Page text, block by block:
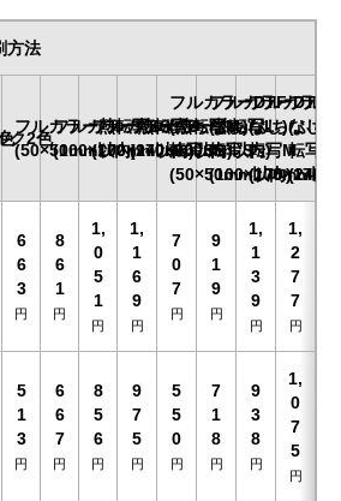
方法
ク2色
フルカラー熱転写SS
(50×50mm以内)
フルカラー熱転写S
(100×100mm以内)
フルカラー熱転写M
(170×170mm以内)
フルカラー熱転写L
(240×200mm以内)
フルカラーDTF
(ふちなし)
転写SS
(50×50mm以内)
フルカラーDTF
(ふちなし)
転写S
(100×100mm以
フルカラー
(ふちなし)
転写M
フル
(ふち
転写L
6
6
3
円
8
6
1
円
1,
0
5
1
円
1,
1
6
9
円
7
0
7
円
9
1
9
円
1,
1
3
9
円
1,
2
7
7
円
5
1
3
円
6
6
7
円
8
5
6
円
9
7
5
円
5
5
0
円
7
1
8
円
9
3
8
円
1,
0
7
5
円